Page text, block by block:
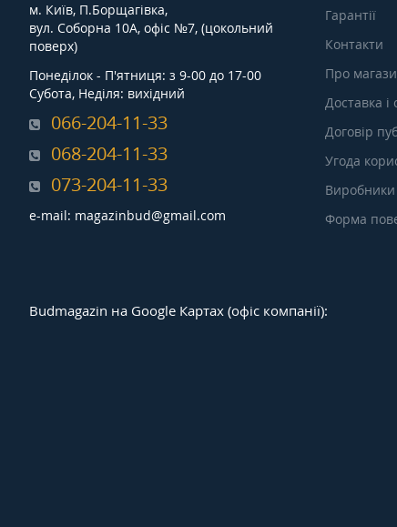
м. Київ, П.Борщагівка,
вул. Соборна 10А, офіс №7, (цокольний
поверх)
Понеділок - П'ятниця: з 9-00 до 17-00
Субота, Неділя: вихідний
066-204-11-33
068-204-11-33
073-204-11-33
e-mail: magazinbud@gmail.com
Гарантії
Контакти
Про
Доставка і
Договір
Угода
Виробники
Форма
Budmagazin на Google Картах (офіс компанії):